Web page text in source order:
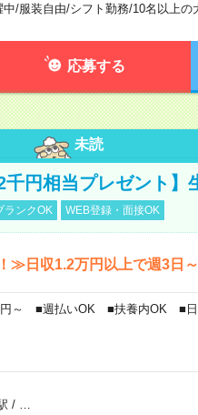
中/服装自由/シフト勤務/10名以上の
応募する
未読
円相当プレゼント】
ランクOK WEB登録・面接OK
≫日収1.2万円以上で週3日～
円～ ■週払いOK ■扶養内OK ■日
/